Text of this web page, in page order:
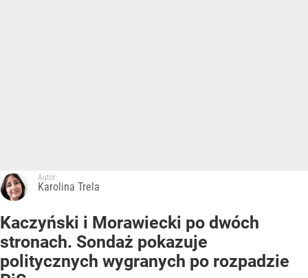
Autor:
Karolina Trela
Kaczyński i Morawiecki po dwóch
stronach. Sondaż pokazuje
politycznych wygranych po rozpadzie